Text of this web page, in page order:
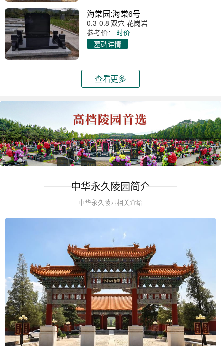
海棠园:海棠6号
0.3-0.8 双穴 花岗岩
参考价：
时价
墓碑详情
查看更多
中华永久陵园简介
中华永久陵园相关介绍